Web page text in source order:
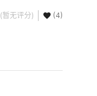
(暂无评分) (4)